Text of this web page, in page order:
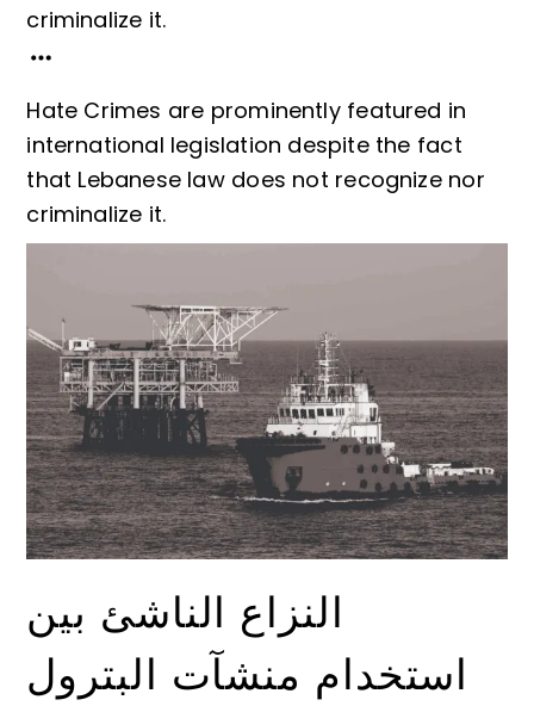
criminalize it.
Hate Crimes are prominently featured in
international legislation despite the fact
that Lebanese law does not recognize nor
criminalize it.
النزاع الناشئ بين
استخدام منشآت البترول